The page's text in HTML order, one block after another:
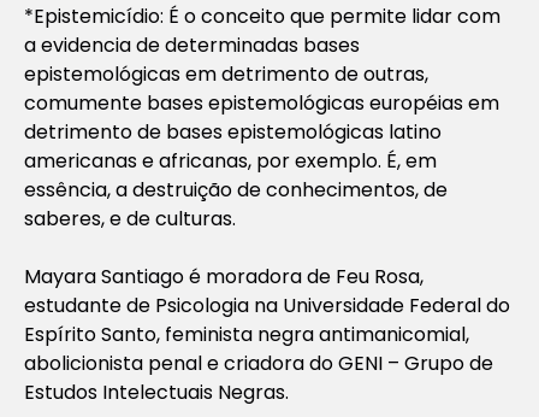
*Epistemicídio: É o conceito que permite lidar com
a evidencia de determinadas bases
epistemológicas em detrimento de outras,
comumente bases epistemológicas européias em
detrimento de bases epistemológicas latino
americanas e africanas, por exemplo. É, em
essência, a destruição de conhecimentos, de
saberes, e de culturas.
Mayara Santiago é moradora de Feu Rosa,
estudante de Psicologia na Universidade Federal do
Espírito Santo, feminista negra antimanicomial,
abolicionista penal e criadora do GENI – Grupo de
Estudos Intelectuais Negras.